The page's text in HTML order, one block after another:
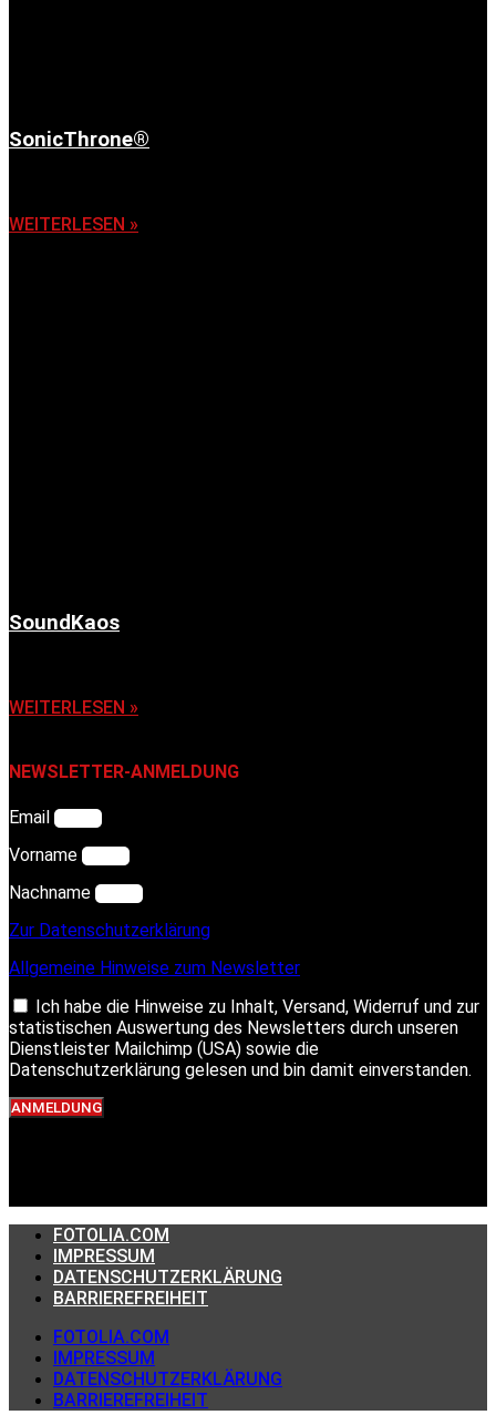
SonicThrone®
WEITERLESEN »
SoundKaos
WEITERLESEN »
NEWSLETTER-ANMELDUNG
Email
Vorname
Nachname
Zur Datenschutzerklärung
Allgemeine Hinweise zum Newsletter
Ich habe die Hinweise zu Inhalt, Versand, Widerruf und zur
statistischen Auswertung des Newsletters durch unseren
Dienstleister Mailchimp (USA) sowie die
Datenschutzerklärung gelesen und bin damit einverstanden.
ANMELDUNG
FOTOLIA.COM
IMPRESSUM
DATENSCHUTZERKLÄRUNG
BARRIEREFREIHEIT
FOTOLIA.COM
IMPRESSUM
DATENSCHUTZERKLÄRUNG
BARRIEREFREIHEIT